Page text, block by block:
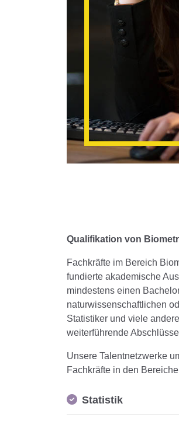
Qualifikation von
Fachkräfte im Bereich
fundierte akademische
mindestens einen
naturwissenschaftlichen
Statistiker und viele
weiterführende
Unsere Talentnetzwerke
Fachkräfte in den
Statistik